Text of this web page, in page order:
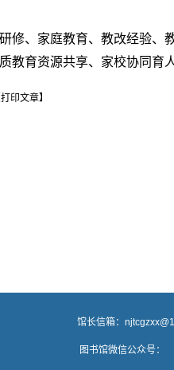
修、家庭教育、教改经验、
教育资源共享、家校协同育人
打印文章】
长信箱：
书馆微信公众号：